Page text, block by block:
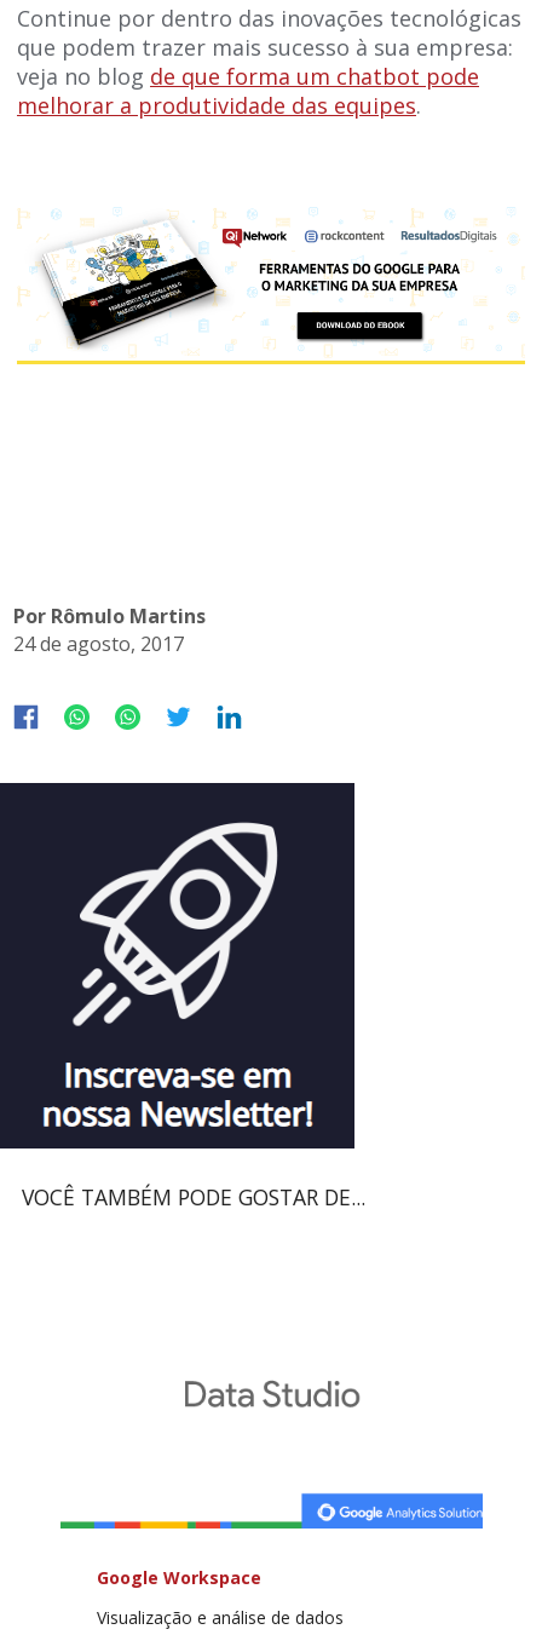
Continue por dentro das inovações tecnológicas
que podem trazer mais sucesso à sua empresa:
veja no blog de que forma um chatbot pode
melhorar a produtividade das equipes.
Por Rômulo Martins
24 de agosto, 2017
VOCÊ TAMBÉM PODE GOSTAR DE...
Google Workspace
Visualização e análise de dados